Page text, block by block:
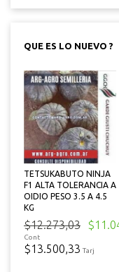
QUE ES LO NUEVO ?
TETSUKABUTO NINJA
F1 ALTA TOLERANCIA A
OIDIO PESO 3.5 A 4.5
KG
$12.273,03
Cont
$13.500,33 Tarj